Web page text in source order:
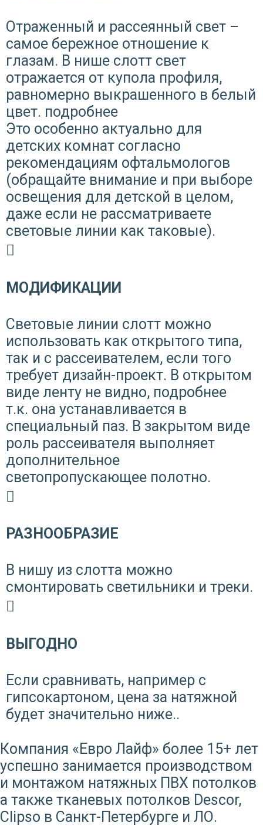
Отраженный и рассеянный свет –
самое бережное отношение к
глазам. В нише слотт свет
отражается от купола профиля,
равномерно выкрашенного в белый
цвет. подробнее
Это особенно актуально для
детских комнат согласно
рекомендациям офтальмологов
(обращайте внимание и при выборе
освещения для детской в целом,
даже если не рассматриваете
световые линии как таковые).
МОДИФИКАЦИИ
Световые линии слотт можно
использовать как открытого типа,
так и с рассеивателем, если того
требует дизайн-проект. В открытом
виде ленту не видно, подробнее
т.к. она устанавливается в
специальный паз. В закрытом виде
роль рассеивателя выполняет
дополнительное
светопропускающее полотно.
РАЗНООБРАЗИЕ
В нишу из слотта можно
смонтировать светильники и треки.
ВЫГОДНО
Если сравнивать, например с
гипсокартоном, цена за натяжной
будет значительно ниже..
Компания «Евро Лайф» более 15+ лет
успешно занимается производством
и монтажом натяжных ПВХ потолков
а также тканевых потолков Descor,
Clipso в Санкт-Петербурге и ЛО.